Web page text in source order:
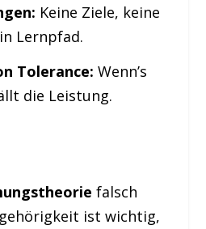
Keine Ziele, keine
Lernpfad.
Tolerance: Wenn’s
die Leistung.
falsch
ist wichtig,